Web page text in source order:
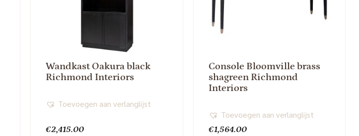
Wandkast Oakura black
Richmond Interiors
€2,415.00
Toevoegen aan verlanglijst
Console Bloomville brass
shagreen Richmond
Interiors
€1,564.00
Toevoegen aan verlanglijst